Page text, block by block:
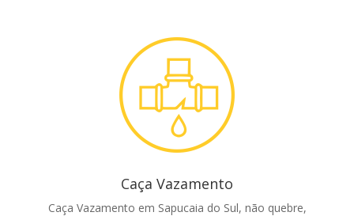
Caça Vazamento
Caça Vazamento em Sapucaia do Sul, não quebre,